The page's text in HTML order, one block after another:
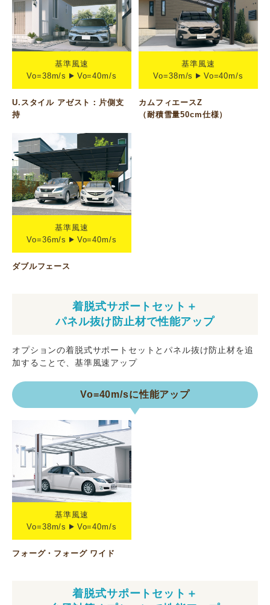
基準風速
Vo=38m/s
Vo=40m/s
U.スタイル アゼスト：片側支
持
基準風速
Vo=38m/s
Vo=40m/s
カムフィエースZ
（耐積雪量50cm仕様）
基準風速
Vo=36m/s
Vo=40m/s
ダブルフェース
着脱式サポートセット＋
パネル抜け防止材で性能アップ
オプションの着脱式サポートセットとパネル抜け防止材を追
加することで、基準風速アップ
Vo=40m/sに性能アップ
基準風速
Vo=38m/s
Vo=40m/s
フォーグ・フォーグ ワイド
着脱式サポートセット＋